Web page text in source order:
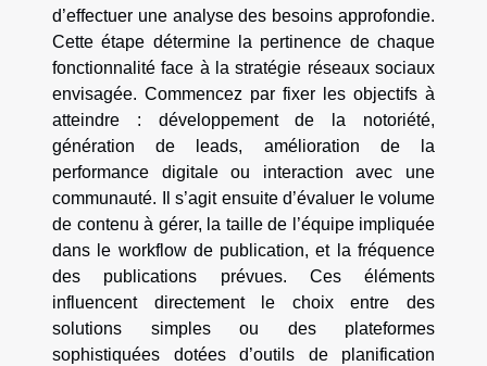
d’effectuer une analyse des besoins approfondie.
Cette étape détermine la pertinence de chaque
fonctionnalité face à la stratégie réseaux sociaux
envisagée. Commencez par fixer les objectifs à
atteindre : développement de la notoriété,
génération de leads, amélioration de la
performance digitale ou interaction avec une
communauté. Il s’agit ensuite d’évaluer le volume
de contenu à gérer, la taille de l’équipe impliquée
dans le workflow de publication, et la fréquence
des publications prévues. Ces éléments
influencent directement le choix entre des
solutions simples ou des plateformes
sophistiquées dotées d’outils de planification